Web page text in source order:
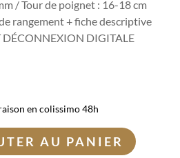
/ Tour de poignet : 16-18 cm
rangement + fiche descriptive
DÉCONNEXION DIGITALE
en colissimo 48h
AU PANIER